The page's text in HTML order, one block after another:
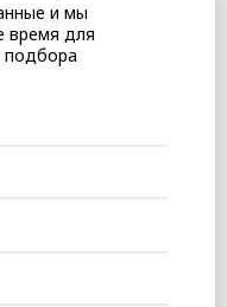
и мы
время для
подбора